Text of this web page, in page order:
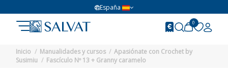
España
0
Inicio Manualidades y cursos
Apasiónate con Crochet by
Susimiu
Fascículo Nº 13 + Granny caramelo